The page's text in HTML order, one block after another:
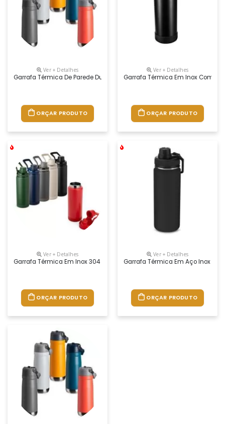
Ver + Detalhes
Garrafa Térmica De Parede Dupla Em Inox, Capacidade De 700ml.
ORÇAR PRODUTO
Ver + Detalhes
Garrafa Térmica Em Inox Com
ORÇAR PRODUTO
Ver + Detalhes
Garrafa Térmica Em Inox 304 Com Capacidade Máxima De Até
ORÇAR PRODUTO
Ver + Detalhes
Garrafa Térmica Em Aço Inox
ORÇAR PRODUTO